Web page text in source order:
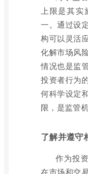
上限是其实
一。通过设
构可以灵活
化解市场风
情况也是监
投资者行为
何科学设定
限，是监管
了解并遵守
作为投